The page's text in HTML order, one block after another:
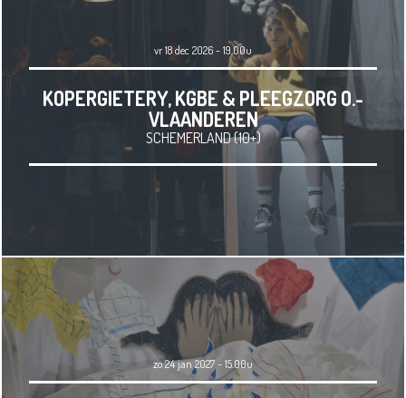
vr 18 dec 2026 - 19.00u
KOPERGIETERY, KGBE & PLEEGZORG O.-
VLAANDEREN
SCHEMERLAND (10+)
zo 24 jan 2027 - 15.00u